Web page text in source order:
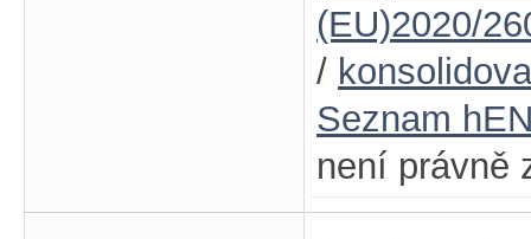
(EU)2020/
/
Seznam
není právně